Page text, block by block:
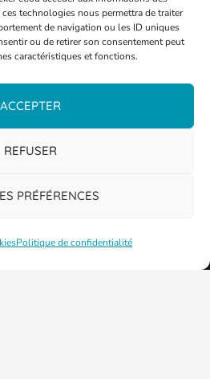
technologies nous permettra de traiter
de navigation ou les ID uniques
ou de retirer son consentement peut
caractéristiques et fonctions.
ACCEPTER
REFUSER
PRÉFÉRENCES
Politique de confidentialité